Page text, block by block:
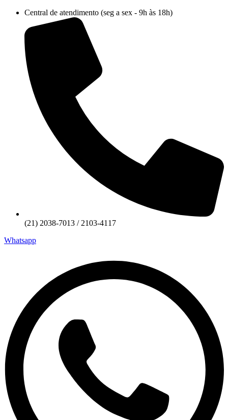
conteúdo
Central de atendimento (seg a sex - 9h às 18h)
(21) 2038-7013 / 2103-4117
Whatsapp